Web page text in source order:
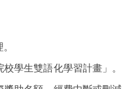
學生雙語化學習計畫」。